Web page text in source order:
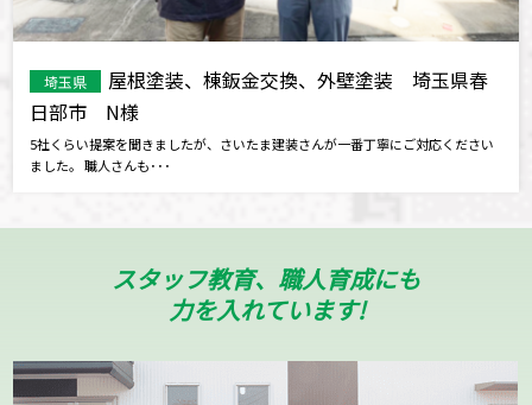
埼玉県
屋根塗装、棟鈑金交換、外壁塗装 埼玉県春
日部市 N様
5社くらい提案を聞きましたが、さいたま建装さんが一番丁寧にご対応ください
ました。 職人さんも･･･
スタッフ教育、職人育成にも
力を入れています!